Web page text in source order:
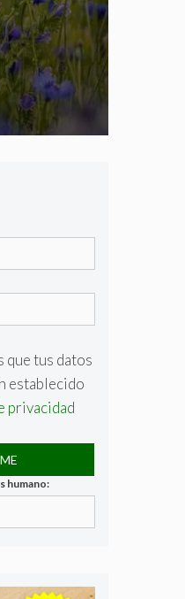
que tus datos
establecido
privacidad
humano: